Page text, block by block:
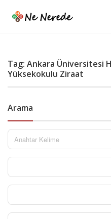
Tag: Ankara Üniversitesi
Yüksekokulu Ziraat
Arama